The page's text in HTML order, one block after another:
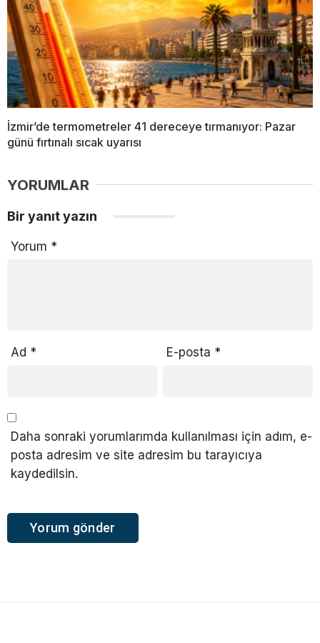
İzmir’de termometreler 41 dereceye tırmanıyor: Pazar
günü fırtınalı sıcak uyarısı
YORUMLAR
Bir yanıt yazın
Yorum *
Ad * E-posta *
Daha sonraki yorumlarımda kullanılması için adım, e-
posta adresim ve site adresim bu tarayıcıya
kaydedilsin.